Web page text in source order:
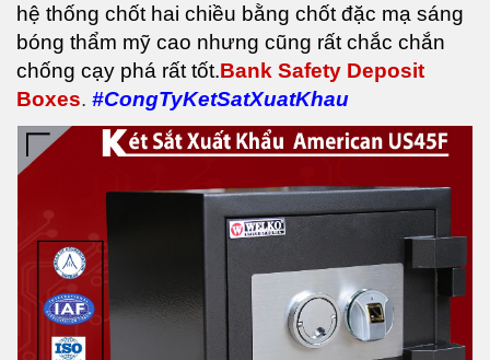
hệ thống chốt hai chiều bằng chốt đặc mạ sáng
bóng thẩm mỹ cao nhưng cũng rất chắc chắn
chống cạy phá rất tốt.Bank Safety Deposit
Boxes. #CongTyKetSatXuatKhau